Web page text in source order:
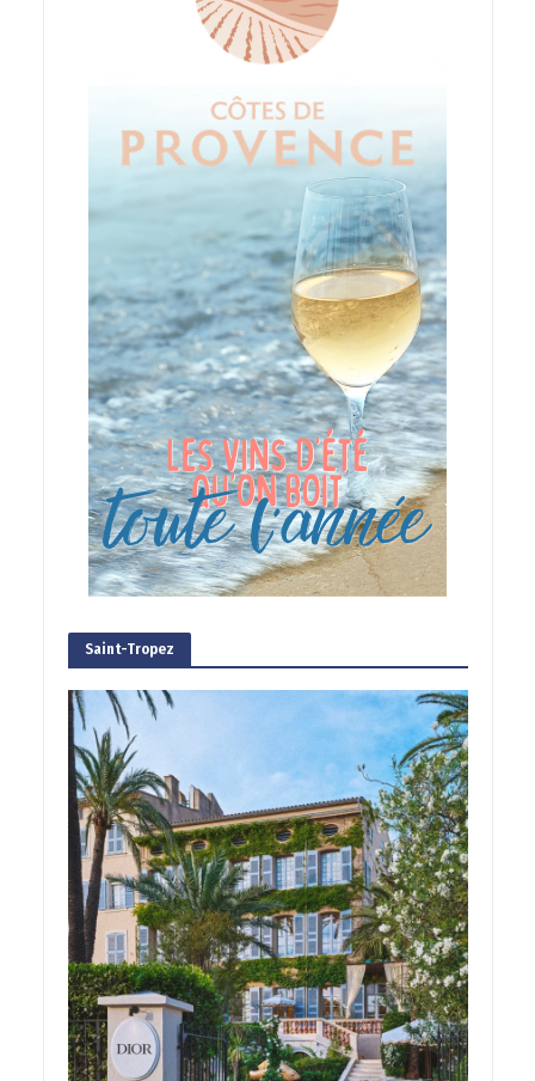
Saint-Tropez